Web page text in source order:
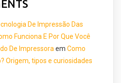
De Impressão Das
Funciona E Por Que Você
De Impressora em Como
Origem, tipos e curiosidades